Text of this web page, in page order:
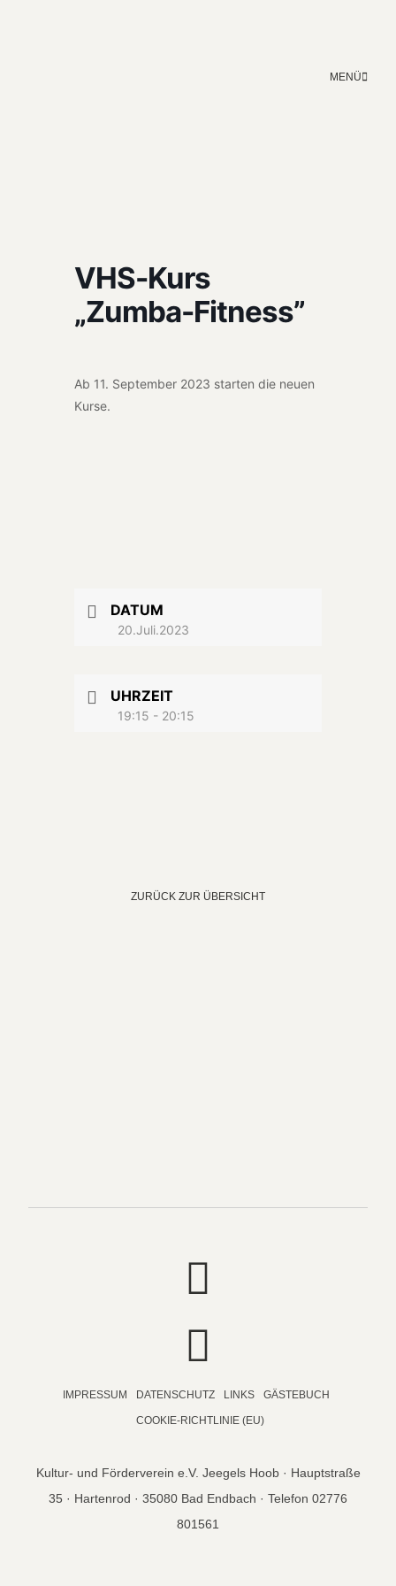
MENÜ
VHS-Kurs
„Zumba-Fitness”
Ab 11. Sep­tem­ber 2023 starten die neuen
Kurse.
DATUM
20.Juli.2023
UHRZEIT
19:15 - 20:15
ZURÜCK ZUR ÜBERSICHT
Kultur- und Förderverein e.V. Jeegels Hoob · Hauptstraße
35 · Hartenrod · 35080 Bad Endbach · Telefon 02776
801561
IMPRESSUM DATENSCHUTZ LINKS GÄSTEBUCH
COOKIE-RICHTLINIE (EU)